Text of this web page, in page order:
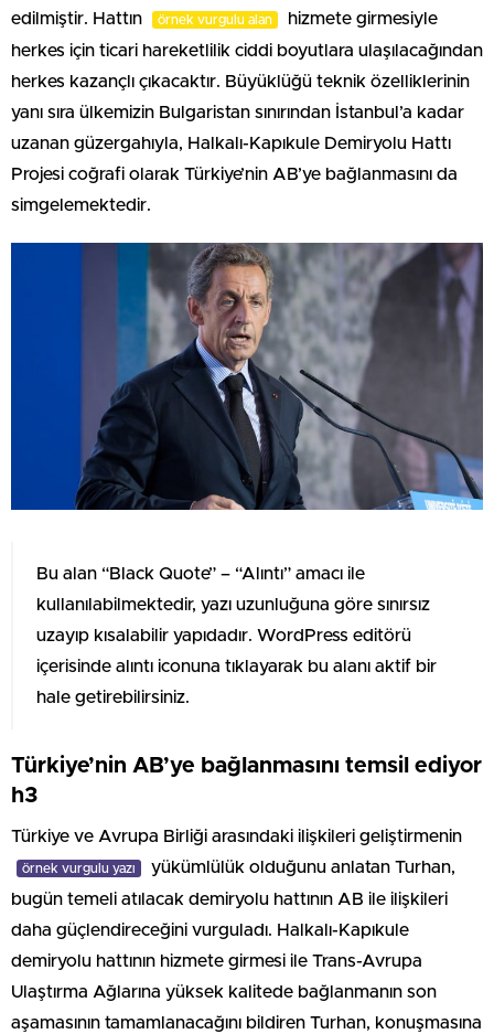
edilmiştir. Hattın
örnek vurgulu alan
hizmete girmesiyle
herkes için ticari hareketlilik ciddi boyutlara ulaşılacağından
herkes kazançlı çıkacaktır. Büyüklüğü teknik özelliklerinin
yanı sıra ülkemizin Bulgaristan sınırından İstanbul’a kadar
uzanan güzergahıyla, Halkalı-Kapıkule Demiryolu Hattı
Projesi coğrafi olarak Türkiye’nin AB’ye bağlanmasını da
simgelemektedir.
Bu alan “Black Quote” – “Alıntı” amacı ile
kullanılabilmektedir, yazı uzunluğuna göre sınırsız
uzayıp kısalabilir yapıdadır. WordPress editörü
içerisinde alıntı iconuna tıklayarak bu alanı aktif bir
hale getirebilirsiniz.
Türkiye’nin AB’ye bağlanmasını temsil ediyor
h3
Türkiye ve Avrupa Birliği arasındaki ilişkileri geliştirmenin
örnek vurgulu yazı
yükümlülük olduğunu anlatan Turhan,
bugün temeli atılacak demiryolu hattının AB ile ilişkileri
daha güçlendireceğini vurguladı. Halkalı-Kapıkule
demiryolu hattının hizmete girmesi ile Trans-Avrupa
Ulaştırma Ağlarına yüksek kalitede bağlanmanın son
aşamasının tamamlanacağını bildiren Turhan, konuşmasına